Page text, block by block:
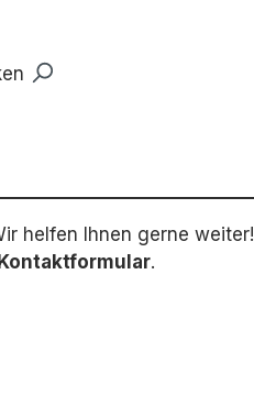
helfen Ihnen gerne weiter!
Kontaktformular.